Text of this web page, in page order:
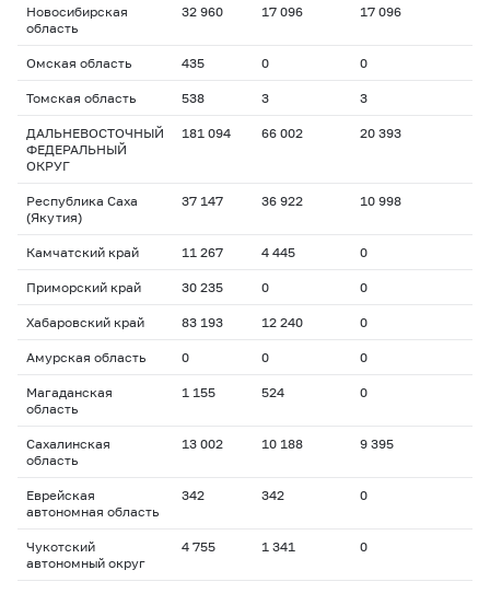
Новосибирская
область
32 960 17 096 17 096
Омская область 435 0 0
Томская область 538 3 3
ДАЛЬНЕВОСТОЧНЫЙ
ФЕДЕРАЛЬНЫЙ
ОКРУГ
181 094 66 002 20 393
Республика Саха
(Якутия)
37 147 36 922 10 998
Камчатский край 11 267 4 445 0
Приморский край 30 235 0 0
Хабаровский край 83 193 12 240 0
Амурская область 0 0 0
Магаданская
область
1 155 524 0
Сахалинская
область
13 002 10 188 9 395
Еврейская
автономная область
342 342 0
Чукотский
автономный округ
4 755 1 341 0